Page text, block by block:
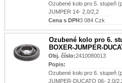
Ozubené kolo pro 5. stupeň
JUMPER 14- 2,0/2,2
Cena s DPH3 084 Czk
Ozubené kolo pro 6.
BOXER-JUMPER-
Obj. číslo:2410080013
Popis:
Ozubené kolo pro 6. stupeň
JUMPER-DUCATO 06- 2,0/